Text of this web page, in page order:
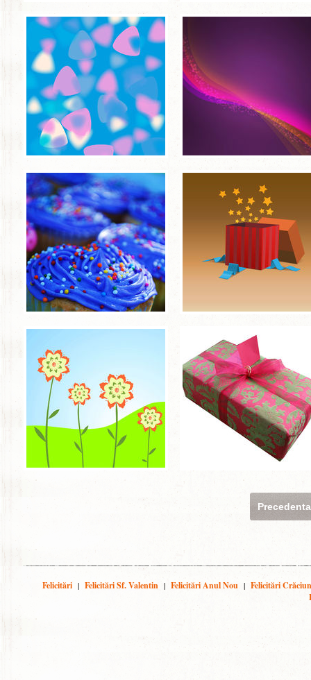
Precedenta
Felicitări | Felicitări Sf. Valentin | Felicitări Anul Nou | Felicitări